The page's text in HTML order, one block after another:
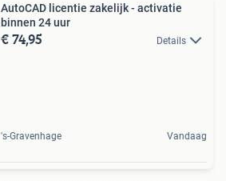
AutoCAD licentie zakelijk - activatie
binnen 24 uur
€ 74,95 Details
's-Gravenhage Vandaag